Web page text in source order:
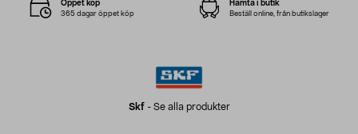
Skf- Se alla produkter
Öppet köp
365 dagar öppet köp
Hämta i butik
Beställ online, från butikslager